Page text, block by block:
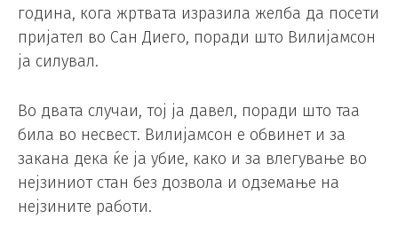
година, кога жртвата изразила желба да посети
пријател во Сан Диего, поради што Вилијамсон
ја силувал.
Во двата случаи, тој ја давел, поради што таа
била во несвест. Вилијамсон е обвинет и за
закана дека ќе ја убие, како и за влегување во
нејзиниот стан без дозвола и одземање на
нејзините работи.